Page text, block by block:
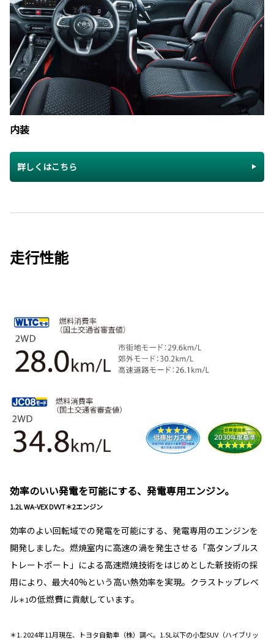
内装
詳しくはこちら
走行性能
効率のいい発電を可能にする、発電専用エンジン。
1.2L WA-VEX DVVT＊2エンジン
効率のよい回転域での発電を可能にする、発電専用のエンジンを
開発しました。燃焼室内に高速の渦を発生させる「高タンブルス
トレートポート」による高速燃焼技術をはじめとした新技術の採
用により、最大40%という高い熱効率を実現。クラストップレベ
ル＊1の低燃費に貢献しています。
＊1. 2024年11月現在、トヨタ自動車（株）調べ。1.5L以下の小型SUV（ハイブリッ